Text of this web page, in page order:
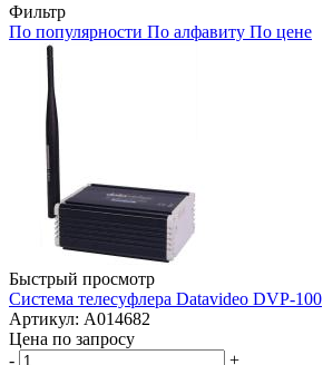
Фильтр
По популярности По алфавиту По цене
Быстрый просмотр
Система телесуфлера Datavideo DVP-100
Артикул: A014682
Цена по запросу
-
+